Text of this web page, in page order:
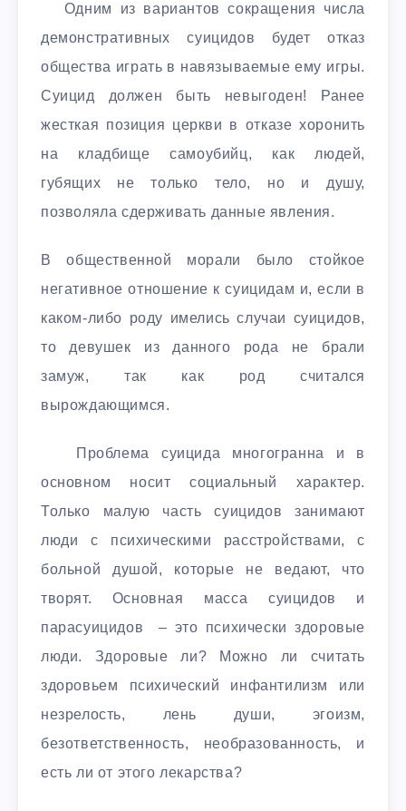
Одним из вариантов сокращения числа
демонстративных суицидов будет отказ
общества играть в навязываемые ему игры.
Суицид должен быть невыгоден! Ранее
жесткая позиция церкви в отказе хоронить
на кладбище самоубийц, как людей,
губящих не только тело, но и душу,
позволяла сдерживать данные явления.
В общественной морали было стойкое
негативное отношение к суицидам и, если в
каком-либо роду имелись случаи суицидов,
то девушек из данного рода не брали
замуж, так как род считался
вырождающимся.
Проблема суицида многогранна и в
основном носит социальный характер.
Только малую часть суицидов занимают
люди с психическими расстройствами, с
больной душой, которые не ведают, что
творят. Основная масса суицидов и
парасуицидов – это психически здоровые
люди. Здоровые ли? Можно ли считать
здоровьем психический инфантилизм или
незрелость, лень души, эгоизм,
безответственность, необразованность, и
есть ли от этого лекарства?